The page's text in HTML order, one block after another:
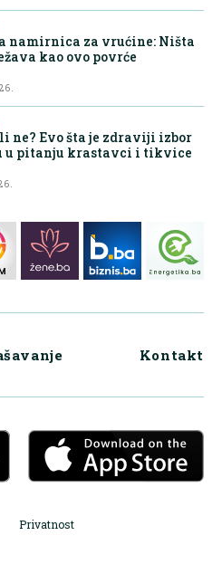
namirnica za vrućine: Ništa
kao ovo povrće
ne? Evo šta je zdraviji izbor
u pitanju krastavci i tikvice
Kontakt
Privatnost